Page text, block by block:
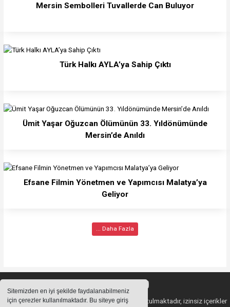
Sitemizden en iyi şekilde faydalanabilmeniz
için çerezler kullanılmaktadır. Bu siteye giriş
Mersin Sembolleri Tuvallerde Can Buluyor
Türk Halkı AYLA’ya Sahip Çıktı
Ümit Yaşar Oğuzcan Ölümünün 33. Yıldönümünde
Mersin’de Anıldı
Efsane Filmin Yönetmen ve Yapımcısı Malatya’ya
Geliyor
... Daha Fazla
Sitemizde bulunan içeriklerin tüm hakları saklı tutulmaktadır, izinsiz içerikler